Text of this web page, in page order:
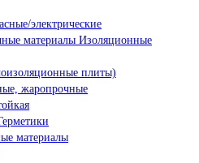
электрические
Изоляционные
плиты)
жаропрочные
материалы